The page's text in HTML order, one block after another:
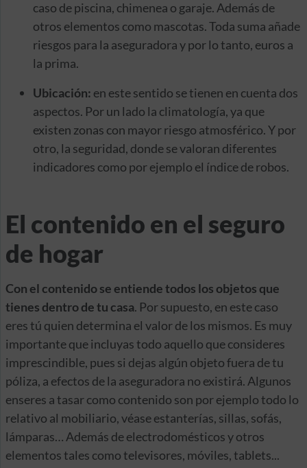
caso de piscina, chimenea o garaje. Además de
otros elementos como mascotas. Toda suma añade
riesgos para la aseguradora y por lo tanto, euros a
la prima.
Ubicación: en este sentido se tienen en cuenta dos
aspectos. Por un lado la climatología, ya que
existen zonas con mayor riesgo atmosférico. Y por
otro, la seguridad, donde se valoran diferentes
indicadores como por ejemplo el índice de robos.
El contenido en el seguro
de hogar
Con el contenido se entiende todos los objetos que
tienes dentro de tu casa. Por supuesto, en este caso
eres tú quien determina el valor de los mismos. Es muy
importante que incluyas todo aquello que consideres
imprescindible, pues si dejas algún objeto fuera de tu
póliza, a efectos de la aseguradora no existirá. Algunos
enseres a tasar como contenido son por ejemplo todo lo
relativo al mobiliario, véase estanterías, sillas, sofás,
lámparas… Además de electrodomésticos y otros
elementos tales como televisores, móviles, tablets...